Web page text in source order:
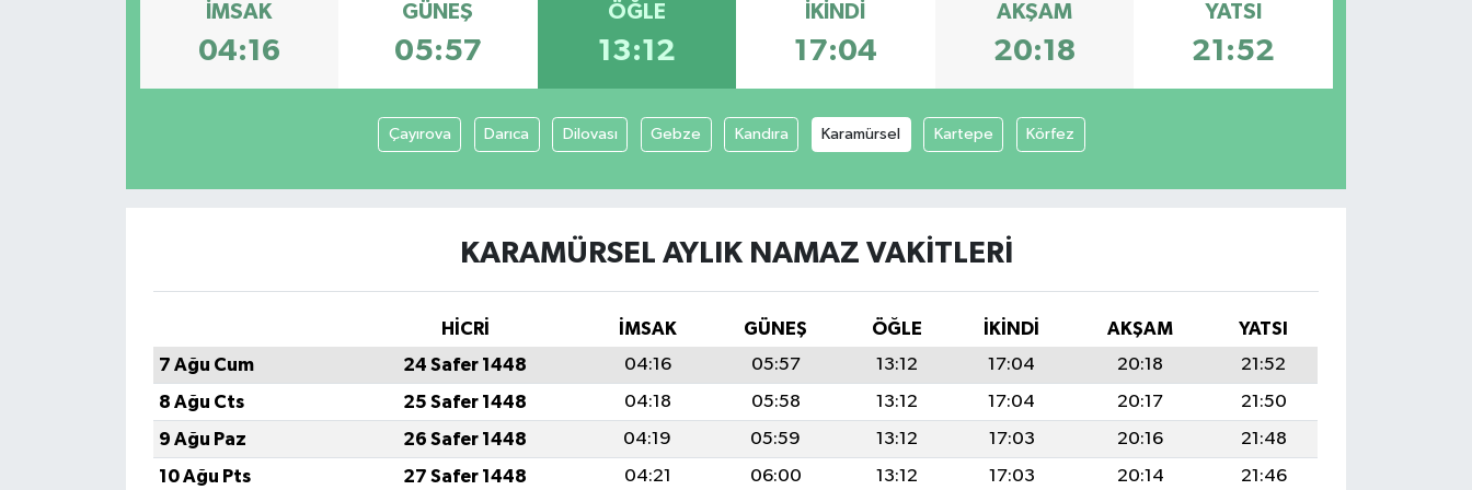
İMSAK
04:16
GÜNEŞ
05:57
ÖĞLE
13:12
İKINDI
17:04
AKŞAM
20:18
YATSI
21:52
Çayırova Darıca Dilovası Gebze Kandıra Karamürsel Kartepe Körfez
KARAMÜRSEL AYLIK NAMAZ VAKITLERI
HİCRİ İMSAK GÜNEŞ ÖĞLE İKINDI AKŞAM
YATSI
7 Ağu Cum
24 Safer 1448 04:16 05:57 13:12 17:04 20:18
21:52
8 Ağu Cts
25 Safer 1448 04:18 05:58 13:12 17:04 20:17
21:50
9 Ağu Paz
26 Safer 1448 04:19 05:59 13:12 17:03 20:16
21:48
10 Ağu Pts
27 Safer 1448 04:21 06:00 13:12 17:03 20:14 21:46